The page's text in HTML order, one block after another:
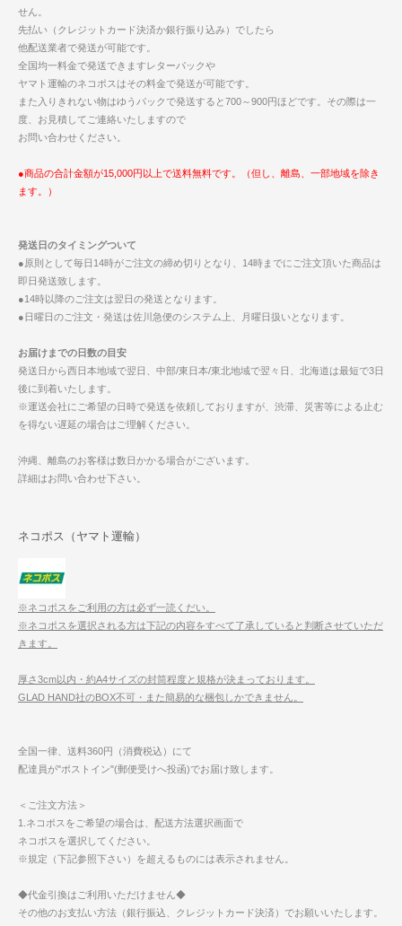
せん。
先払い（クレジットカード決済か銀行振り込み）でしたら
他配送業者で発送が可能です。
全国均一料金で発送できますレターパックや
ヤマト運輸のネコポスはその料金で発送が可能です。
また入りきれない物はゆうパックで発送すると700～900円ほどです。その際は一
度、お見積してご連絡いたしますので
お問い合わせください。
●商品の合計金額が15,000円以上で送料無料です。（但し、離島、一部地域を除き
ます。）
発送日のタイミングついて
●原則として毎日14時がご注文の締め切りとなり、14時までにご注文頂いた商品は
即日発送致します。
●14時以降のご注文は翌日の発送となります。
●日曜日のご注文・発送は佐川急便のシステム上、月曜日扱いとなります。
お届けまでの日数の目安
発送日から西日本地域で翌日、中部/東日本/東北地域で翌々日、北海道は最短で3日
後に到着いたします。
※運送会社にご希望の日時で発送を依頼しておりますが、渋滞、災害等による止む
を得ない遅延の場合はご理解ください。
沖縄、離島のお客様は数日かかる場合がございます。
詳細はお問い合わせ下さい。
ネコポス（ヤマト運輸）
※ネコポスをご利用の方は必ず一読くだい。
※ネコポスを選択される方は下記の内容をすべて了承していると判断させていただ
きます。
厚さ3cm以内・約A4サイズの封筒程度と規格が決まっております。
GLAD HAND社のBOX不可・また簡易的な梱包しかできません。
全国一律、送料360円（消費税込）にて
配達員が"ポストイン"(郵便受けへ投函)でお届け致します。
＜ご注文方法＞
1.ネコポスをご希望の場合は、配送方法選択画面で
ネコポスを選択してください。
※規定（下記参照下さい）を超えるものには表示されません。
◆代金引換はご利用いただけません◆
その他のお支払い方法（銀行振込、クレジットカード決済）でお願いいたします。